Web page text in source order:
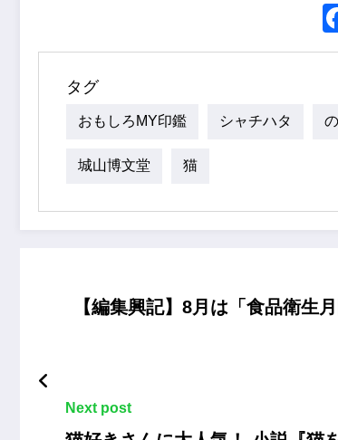
タグ
おもしろMY印鑑 シャチハタ
城山博文堂 猫
【編集興記】8月は「食品衛生
Next post